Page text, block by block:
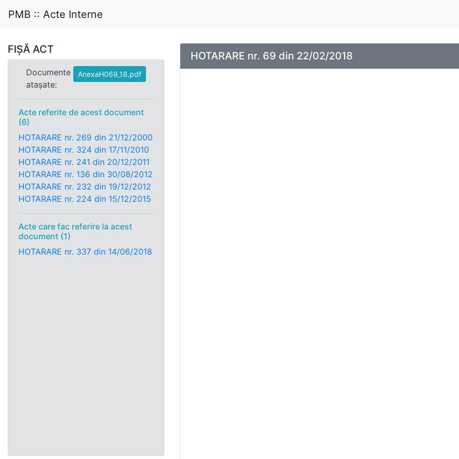
PMB :: Acte Interne
FIȘĂ ACT
Documente
atașate:
AnexaH069_18.pdf
Acte referite de acest document
(6)
HOTARARE nr. 269 din 21/12/2000
HOTARARE nr. 324 din 17/11/2010
HOTARARE nr. 241 din 20/12/2011
HOTARARE nr. 136 din 30/08/2012
HOTARARE nr. 232 din 19/12/2012
HOTARARE nr. 224 din 15/12/2015
Acte care fac referire la acest
document (1)
HOTARARE nr. 337 din 14/06/2018
HOTARARE nr. 69 din 22/02/2018